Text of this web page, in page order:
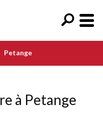
Petange
à Petange